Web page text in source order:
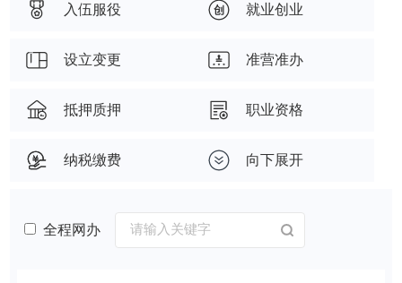
入伍服役 就业创业
设立变更 准营准办
抵押质押 职业资格
纳税缴费 向下展开
全程网办